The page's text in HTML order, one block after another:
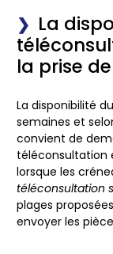
La
la prise
La disponibilité
semaines et
convient de
téléconsultation
lorsque les
téléconsultation
plages
envoyer les